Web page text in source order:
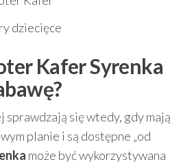
dziecięce
Kafer Syrenka
się wtedy, gdy mają
planie i są dostępne „od
może być wykorzystywana